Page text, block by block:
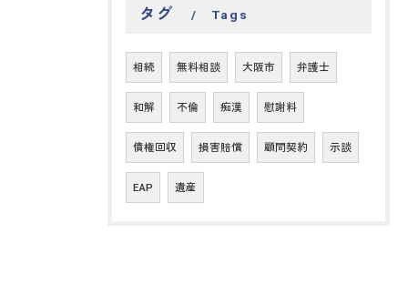
タグ Tags
相続 無料相談 大阪市 弁護士
和解 不倫 痴漢 慰謝料
債権回収 損害賠償 顧問契約 示談
EAP 遺産